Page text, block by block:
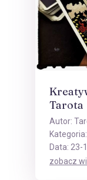
Tarota
Autor:
Kategoria:
Data: 23-
zobacz